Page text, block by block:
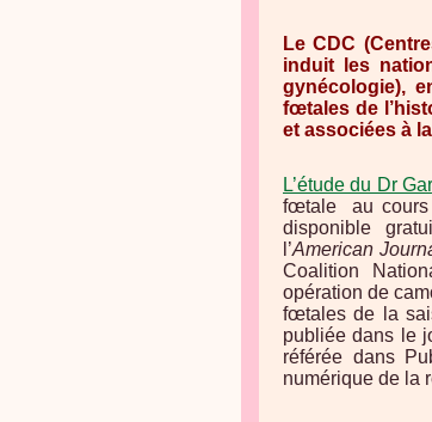
Le CDC
induit les
gynécologie),
fœtales de
et associées à
L’étude du Dr
fœtale
au
disponible
l’American
Coalition
opération de
fœtales de la
publiée dans le
référée dans
numérique de la